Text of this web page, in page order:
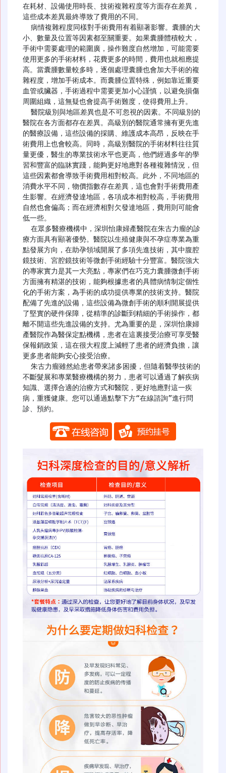
在耗材、設備使用時長、技術複雜程度等方面存在差異，
這些成本差異最終導致了費用的不同。​
小、數量及位置等因素都至關重要。如果囊腫體積較大，
手術中需要處理的範圍廣，操作難度自然增加，可能需要
使用更多的手術材料，花費更多的時間，費用也就相應提
高。當囊腫數量較多時，逐個處理囊腫也會加大手術的複
雜程度，增加手術成本。而囊腫位置特殊，例如靠近重要
血管或臟器，手術過程中需要更加小心謹慎，以避免損傷
周圍組織，這無疑也會提高手術難度，使得費用上升。​
醫院在各方面都存在差異。高級別的醫院通常擁有更先進
的醫療設備，這些設備的採購、維護成本高昂，反映在手
術費用上也會較高。同時，高級別醫院的手術材料往往質
量更優，醫生的專業技術水平也更高，他們經過多年的學
習和豐富的臨牀實踐，能夠更好地應對各種複雜情況，但
這些因素都會導致手術費用相對較高。此外，不同地區的
消費水平不同，物價指數存在差異，這也會對手術費用產
生影響。在經濟發達地區，各項成本相對較高，手術費用
自然也會偏高；而在經濟相對欠發達地區，費用則可能會
低一些。​
療方面具有顯著優勢。醫院以生殖健康與不孕症專業為重
點發展方向，在助孕領域開展了多項先進技術，其中腹腔
鏡技術、宮腔鏡技術等微創手術經驗十分豐富。醫院強大
的專家實力是其一大亮點，專家們在巧克力囊腫微創手術
方面擁有精湛的技術，能夠根據患者的具體病情制定個性
化的手術方案，為手術的成功提供專業的技術支持。醫院
配備了先進的設備，這些設備為微創手術的順利開展提供
了堅實的硬件保障，從精準的診斷到精細的手術操作，都
離不開這些先進設備的支持。尤為重要的是，深圳怡康婦
產醫院作為醫保定點機構，患者在這裏接受治療可享受醫
保報銷政策，這在很大程度上減輕了患者的經濟負擔，讓
更多患者能夠安心接受治療。​
不斷髮展和專業醫療機構的努力，患者可以通過了解疾病
知識、選擇合適的治療方式和醫院，更好地應對這一疾
病，重獲健康。您可以通過點擊下方“在線諮詢”進行問
診、預約。